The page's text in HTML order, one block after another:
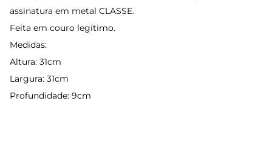
assinatura em metal CLASSE.
Feita em couro legítimo.
Medidas:
Altura: 31cm
Largura: 31cm
Profundidade: 9cm